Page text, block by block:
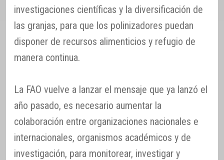
investigaciones científicas y la diversificación de
las granjas, para que los polinizadores puedan
disponer de recursos alimenticios y refugio de
manera continua.
La FAO vuelve a lanzar el mensaje que ya lanzó el
año pasado, es necesario aumentar la
colaboración entre organizaciones nacionales e
internacionales, organismos académicos y de
investigación, para monitorear, investigar y